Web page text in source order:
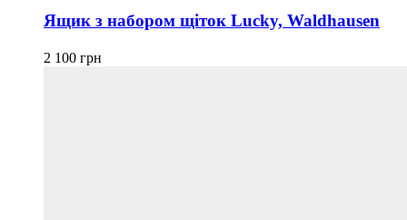
Ящик з набором щіток Lucky, Waldhausen
2 100 грн